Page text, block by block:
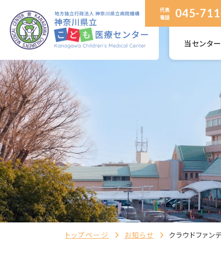
代表
電話
045-
当センタ
トップページ お知らせ クラウドファン